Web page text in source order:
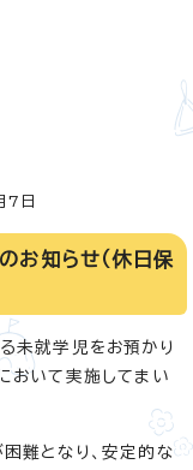
7日
お知らせ（休日保
未就学児をお預かり
おいて実施してまい
難となり、安定的な